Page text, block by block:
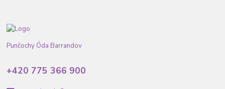
Punčochy Óda Barrandov
+420 775 366 900